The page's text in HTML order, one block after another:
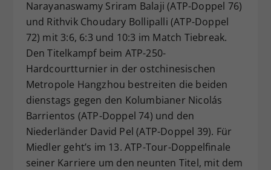
Narayanaswamy Sriram Balaji (ATP-Doppel 76)
und Rithvik Choudary Bollipalli (ATP-Doppel
72) mit 3:6, 6:3 und 10:3 im Match Tiebreak.
Den Titelkampf beim ATP-250-
Hardcourtturnier in der ostchinesischen
Metropole Hangzhou bestreiten die beiden
dienstags gegen den Kolumbianer Nicolás
Barrientos (ATP-Doppel 74) und den
Niederländer David Pel (ATP-Doppel 39). Für
Miedler geht’s im 13. ATP-Tour-Doppelfinale
seiner Karriere um den neunten Titel, mit dem